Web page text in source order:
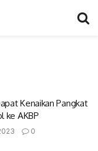
Kenaikan Pangkat
ke AKBP
0